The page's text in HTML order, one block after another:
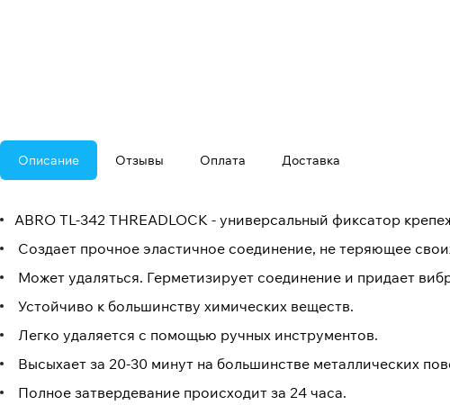
Описание Отзывы Оплата Доставка
ABRO TL-342 THREADLOCK - универсальный фиксатор
Создает прочное эластичное соединение, не теряющее
Может удаляться. Герметизирует соединение и придает
Устойчиво к большинству химических веществ.
Легко удаляется с помощью ручных инструментов.
Высыхает за 20-30 минут на большинстве металлических
Полное затвердевание происходит за 24 часа.